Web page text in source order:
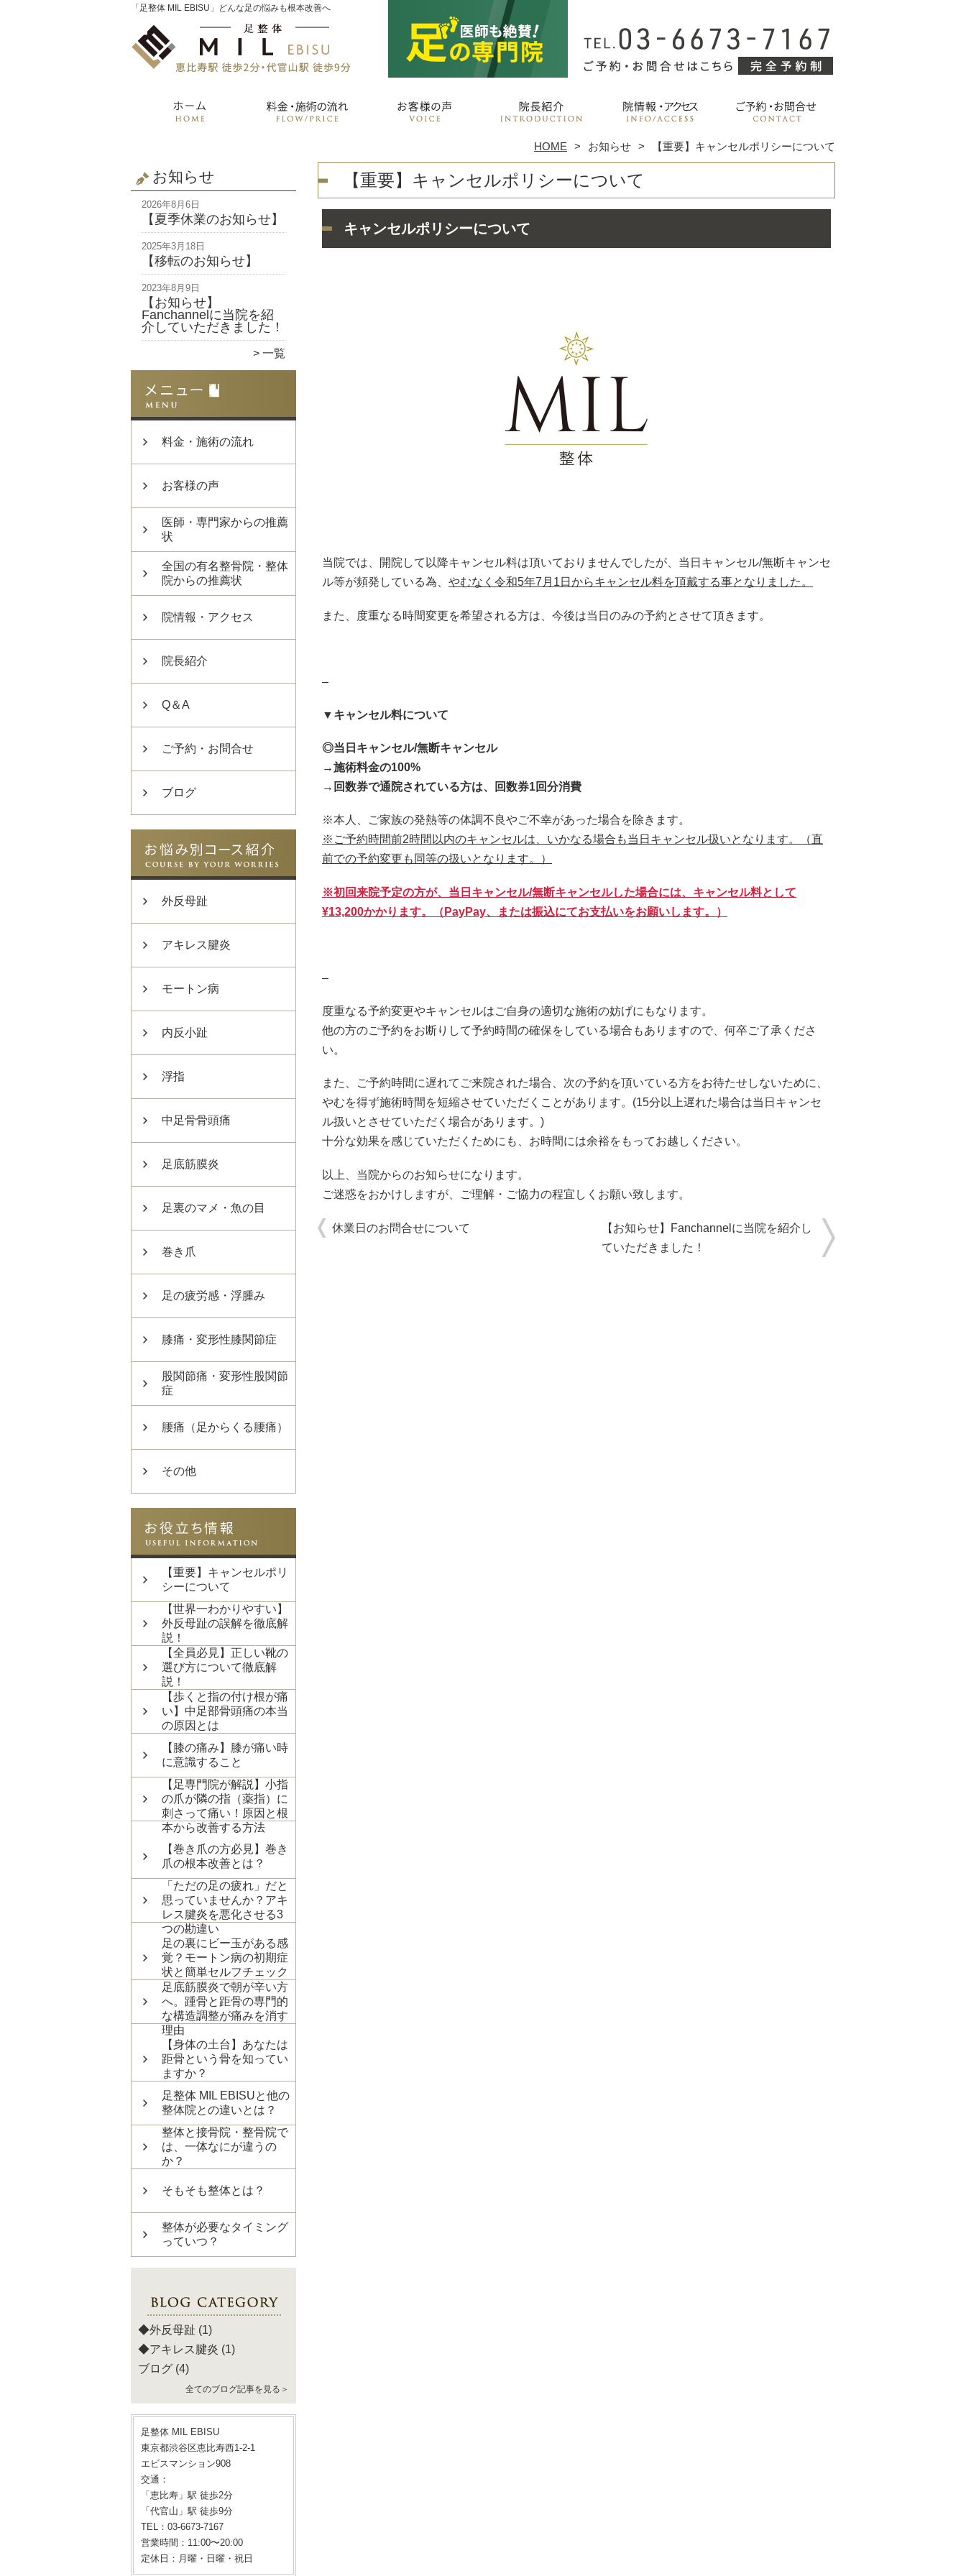
「足整体 MIL EBISU」どんな足の悩みも根本改善へ
HOME お知らせ 【重要】キャンセルポリシーについて
お知らせ
2026年8月6日
【夏季休業のお知らせ】
2025年3月18日
【移転のお知らせ】
2023年8月9日
【お知らせ】
Fanchannelに当院を紹
介していただきました！
一覧
料金・施術の流れ
お客様の声
医師・専門家からの推薦
状
全国の有名整骨院・整体
院からの推薦状
院情報・アクセス
院長紹介
Q＆A
ご予約・お問合せ
ブログ
外反母趾
アキレス腱炎
モートン病
内反小趾
浮指
中足骨骨頭痛
足底筋膜炎
足裏のマメ・魚の目
巻き爪
足の疲労感・浮腫み
膝痛・変形性膝関節症
股関節痛・変形性股関節
症
腰痛（足からくる腰痛）
その他
【重要】キャンセルポリ
シーについて
【世界一わかりやすい】
外反母趾の誤解を徹底解
説！
【全員必見】正しい靴の
選び方について徹底解
説！
【歩くと指の付け根が痛
い】中足部骨頭痛の本当
の原因とは
【膝の痛み】膝が痛い時
に意識すること
【足専門院が解説】小指
の爪が隣の指（薬指）に
刺さって痛い！原因と根
本から改善する方法
【巻き爪の方必見】巻き
爪の根本改善とは？
「ただの足の疲れ」だと
思っていませんか？アキ
レス腱炎を悪化させる3
つの勘違い
足の裏にビー玉がある感
覚？モートン病の初期症
状と簡単セルフチェック
足底筋膜炎で朝が辛い方
へ。踵骨と距骨の専門的
な構造調整が痛みを消す
理由
【身体の土台】あなたは
距骨という骨を知ってい
ますか？
足整体 MIL EBISUと他の
整体院との違いとは？
整体と接骨院・整骨院で
は、一体なにが違うの
か？
そもそも整体とは？
整体が必要なタイミング
っていつ？
◆外反母趾 (1)
◆アキレス腱炎 (1)
ブログ (4)
全てのブログ記事を見る＞
足整体 MIL EBISU
東京都渋谷区恵比寿西1-2-1
エビスマンション908
交通：
「恵比寿」駅 徒歩2分
「代官山」駅 徒歩9分
TEL：03-6673-7167
営業時間：11:00〜20:00
定休日：月曜・日曜・祝日
【重要】キャンセルポリシーについて
キャンセルポリシーについて
当院では、開院して以降キャンセル料は頂いておりませんでしたが、当日キャンセル/無断キャンセ
ル等が頻発している為、 やむなく令和5年7月1日からキャンセル料を頂戴する事となりました。
また、度重なる時間変更を希望される方は、今後は当日のみの予約とさせて頂きます。
–
▼キャンセル料について
◎当日キャンセル/無断キャンセル
→施術料金の100%
→回数券で通院されている方は、回数券1回分消費
※本人、ご家族の発熱等の体調不良やご不幸があった場合を除きます。
※ご予約時間前2時間以内のキャンセルは、いかなる場合も当日キャンセル扱いとなります。（直
前での予約変更も同等の扱いとなります。）
※初回来院予定の方が、当日キャンセル/無断キャンセルした場合には、キャンセル料として
¥13,200かかります。（PayPay、または振込にてお支払いをお願いします。）
–
度重なる予約変更やキャンセルはご自身の適切な施術の妨げにもなります。
他の方のご予約をお断りして予約時間の確保をしている場合もありますので、何卒ご了承くださ
い。
また、ご予約時間に遅れてご来院された場合、次の予約を頂いている方をお待たせしないために、
やむを得ず施術時間を短縮させていただくことがあります。(15分以上遅れた場合は当日キャンセ
ル扱いとさせていただく場合があります。)
十分な効果を感じていただくためにも、お時間には余裕をもってお越しください。
以上、当院からのお知らせになります。
ご迷惑をおかけしますが、ご理解・ご協力の程宜しくお願い致します。
休業日のお問合せについて
【お知らせ】Fanchannelに当院を紹介し
ていただきました！